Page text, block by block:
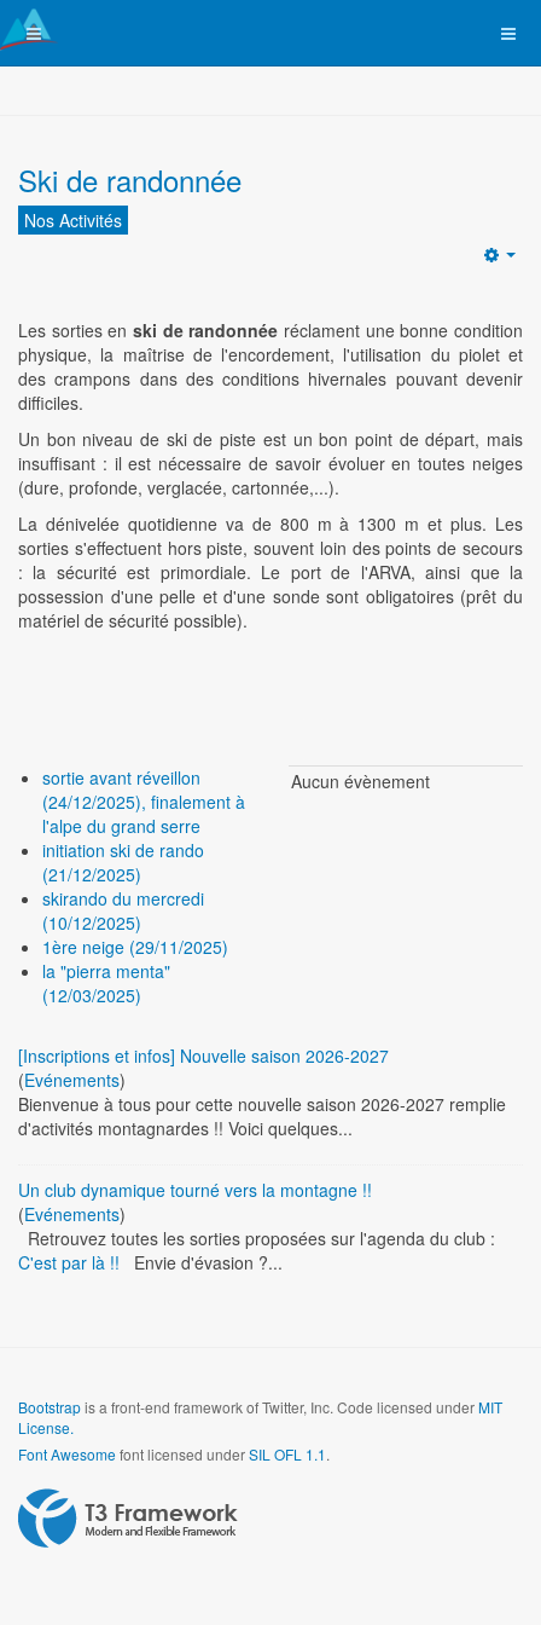
Ski de randonnée
Nos Activités
Les sorties en ski de randonnée réclament une bonne condition
physique, la maîtrise de l'encordement, l'utilisation du piolet et
des crampons dans des conditions hivernales pouvant devenir
difficiles.
Un bon niveau de ski de piste est un bon point de départ, mais
insuffisant : il est nécessaire de savoir évoluer en toutes neiges
(dure, profonde, verglacée, cartonnée,...).
La dénivelée quotidienne va de 800 m à 1300 m et plus. Les
sorties s'effectuent hors piste, souvent loin des points de secours
: la sécurité est primordiale. Le port de l'ARVA, ainsi que la
possession d'une pelle et d'une sonde sont obligatoires (prêt du
matériel de sécurité possible).
sortie avant réveillon
(24/12/2025), finalement à
l'alpe du grand serre
initiation ski de rando
(21/12/2025)
skirando du mercredi
(10/12/2025)
1ère neige (29/11/2025)
la "pierra menta"
(12/03/2025)
Aucun évènement
[Inscriptions et infos] Nouvelle saison 2026-2027
(Evénements)
Bienvenue à tous pour cette nouvelle saison 2026-2027 remplie
d'activités montagnardes !! Voici quelques...
Un club dynamique tourné vers la montagne !!
(Evénements)
Retrouvez toutes les sorties proposées sur l'agenda du club :
C'est par là !! Envie d'évasion ?...
Bootstrapis a front-end framework of Twitter, Inc. Code licensed underMIT
License.
Font Awesomefont licensed underSIL OFL 1.1.